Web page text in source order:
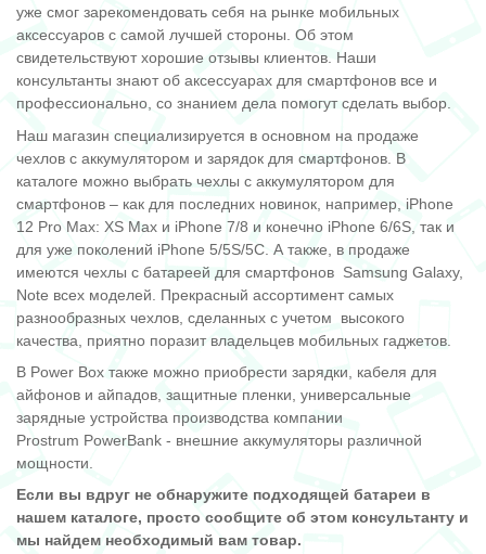
уже смог зарекомендовать себя на рынке мобильных
аксессуаров с самой лучшей стороны. Об этом
свидетельствуют хорошие отзывы клиентов. Наши
консультанты знают об аксессуарах для смартфонов все и
профессионально, со знанием дела помогут сделать выбор.
Наш магазин специализируется в основном на продаже
чехлов с аккумулятором и зарядок для смартфонов. В
каталоге можно выбрать чехлы с аккумулятором для
смартфонов – как для последних новинок, например, iPhone
12 Pro Max: XS Max и iPhone 7/8 и конечно iPhone 6/6S, так и
для уже поколений iPhone 5/5S/5C . А также, в продаже
имеются чехлы с батареей для смартфонов Samsung Galaxy,
Note всех моделей. Прекрасный ассортимент самых
разнообразных чехлов, сделанных с учетом высокого
качества, приятно поразит владельцев мобильных гаджетов.
В Power Box также можно приобрести зарядки, кабеля для
айфонов и айпадов, защитные пленки, универсальные
зарядные устройства производства компании
Prostrum PowerBank - внешние аккумуляторы различной
мощности.
Если вы вдруг не обнаружите подходящей батареи в
нашем каталоге, просто сообщите об этом консультанту и
мы найдем необходимый вам товар.